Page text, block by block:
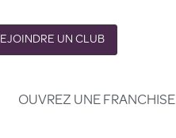
UN CLUB
OUVREZ UNE FRANCHISE